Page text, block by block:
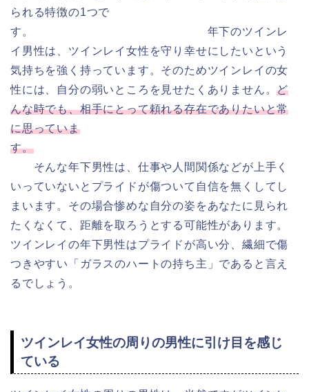
られる特徴の1つで
す。 年下のツインレ
イ男性は、ツインレイ女性を守り幸せにしたいという
気持ちを強く持っています。そのためツインレイの女
性には、自分の弱いところを見せたくありません。ど
んな時でも、相手にとって頼れる存在でありたいと常
に思っていま
す。
そんな年下男性は、仕事や人間関係などが上手く
いっていないとプライドが傷ついて自信を無くしてし
まいます。その場合惨めな自分の姿をあなたに見られ
たくなくて、距離を取ろうとする可能性があります。
ツインレイの年下男性はプライドが高い分、繊細で傷
つきやすい「ガラスのハートの持ち主」であると言え
るでしょう。
ツインレイ女性の周りの男性に引け目を感じ
ている